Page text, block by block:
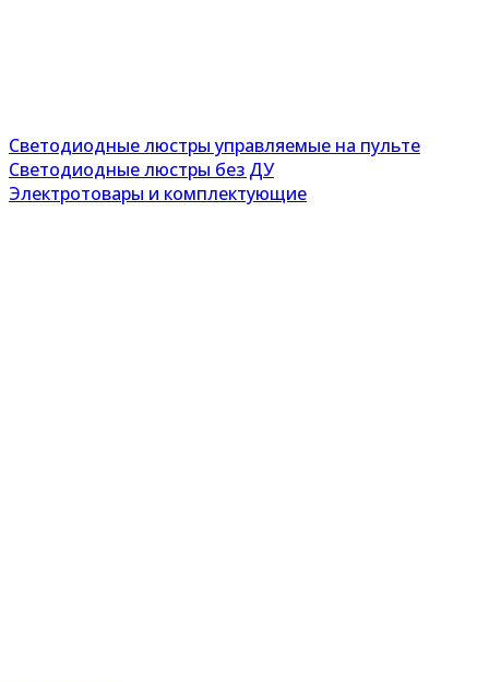
Светодиодные люстры управляемые на пульте
Светодиодные люстры без ДУ
Электротовары и комплектующие